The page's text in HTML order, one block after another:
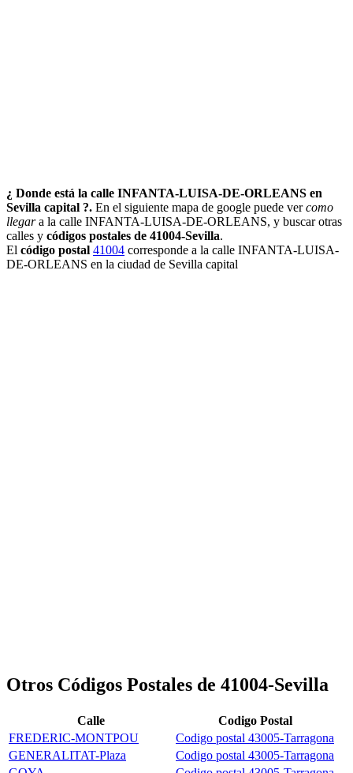
¿ Donde está la calle INFANTA-LUISA-DE-ORLEANS en
Sevilla capital ?. En el siguiente mapa de google puede vercomo
llegara la calle INFANTA-LUISA-DE-ORLEANS, y buscar otras
calles y códigos postales de 41004-Sevilla.
El código postal 41004 corresponde a la calle INFANTA-LUISA-
DE-ORLEANS en la ciudad de Sevilla capital
Otros Códigos Postales de 41004-Sevilla
Calle
Codigo Postal
FREDERIC-MONTPOU
Codigo postal 43005-Tarragona
GENERALITAT-Plaza
Codigo postal 43005-Tarragona